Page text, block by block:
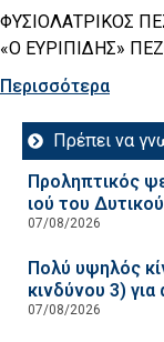
ΦΥΣΙΟΛΑΤΡΙΚΟΣ
«Ο ΕΥΡΙΠΙΔΗΣ»
Περισσότερα
Πρέπει να
Προληπτικός
ιού του
07/08/2026
Πολύ υψηλός
κινδύνου 3)
07/08/2026